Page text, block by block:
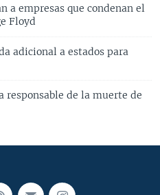
a empresas que condenan el
Floyd
adicional a estados para
responsable de la muerte de